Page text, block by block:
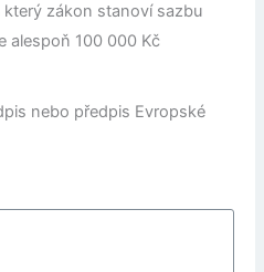
zákon stanoví sazbu
alespoň 100 000 Kč
nebo předpis Evropské